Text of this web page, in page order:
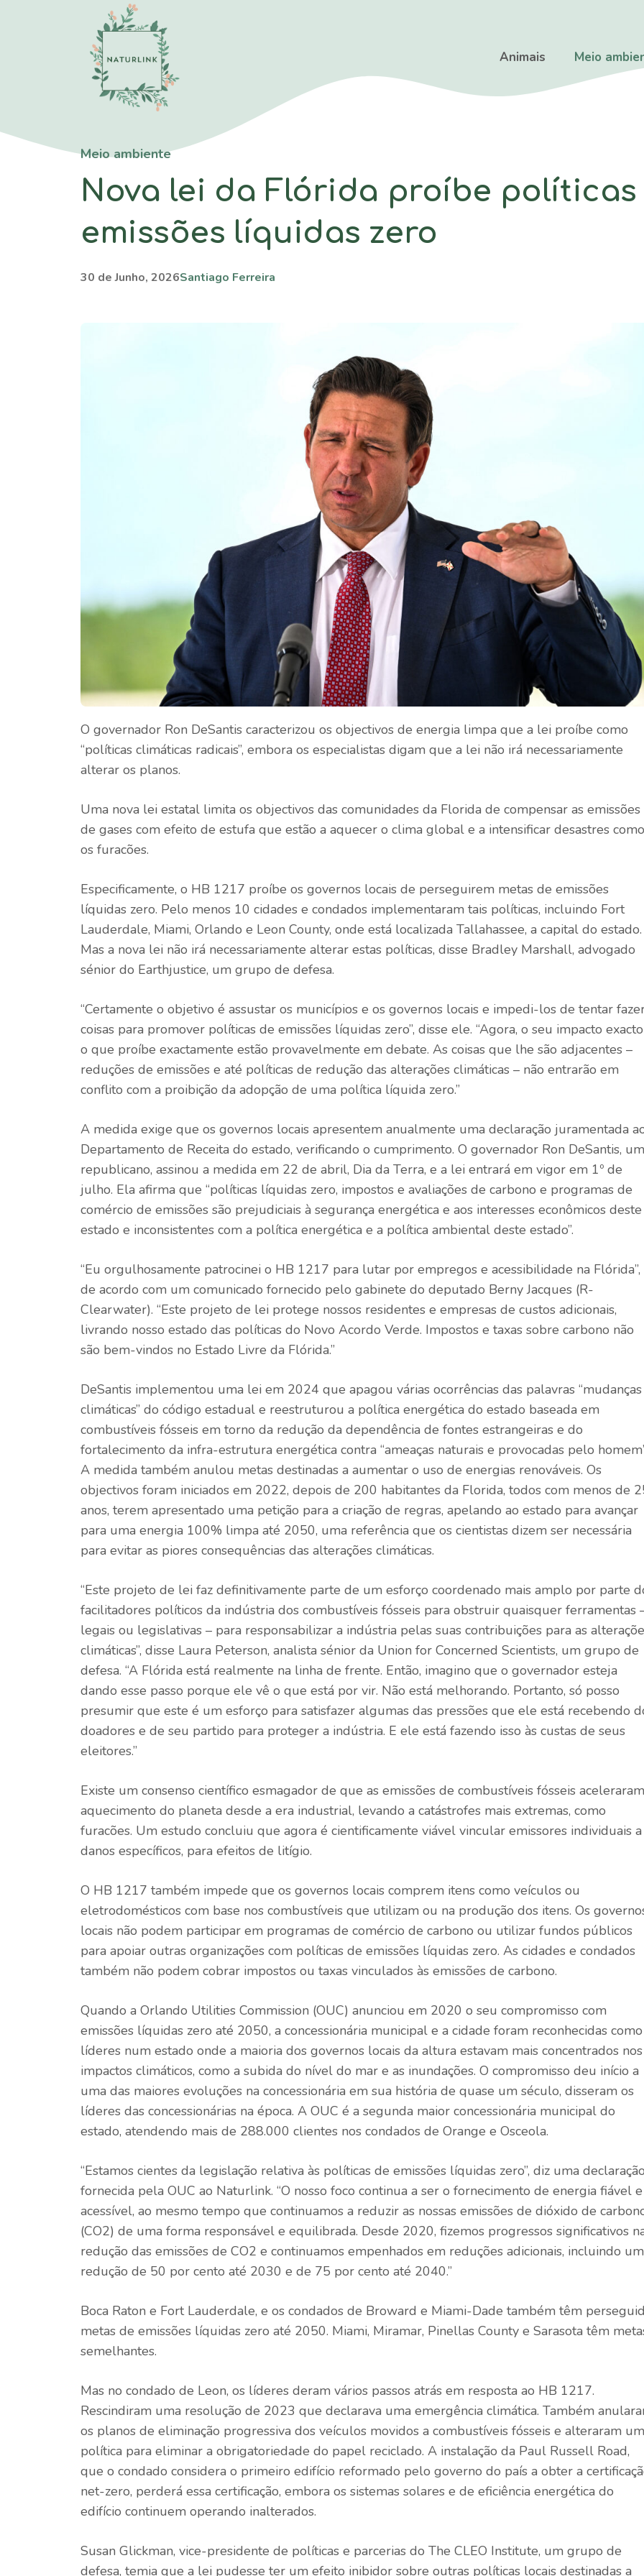
Animais Meio
Meio ambiente
Nova lei da Flórida proíbe políticas
emissões líquidas zero
30 de Junho, 2026Santiago Ferreira
O governador Ron DeSantis caracterizou os objectivos de energia limpa que a lei proíbe como
“políticas climáticas radicais”, embora os especialistas digam que a lei não irá necessariamente
alterar os planos.
Uma nova lei estatal limita os objectivos das comunidades da Florida de compensar as emissões
de gases com efeito de estufa que estão a aquecer o clima global e a intensificar desastres como
os furacões.
Especificamente, o HB 1217 proíbe os governos locais de perseguirem metas de emissões
líquidas zero. Pelo menos 10 cidades e condados implementaram tais políticas, incluindo Fort
Lauderdale, Miami, Orlando e Leon County, onde está localizada Tallahassee, a capital do estado.
Mas a nova lei não irá necessariamente alterar estas políticas, disse Bradley Marshall, advogado
sénior do Earthjustice, um grupo de defesa.
“Certamente o objetivo é assustar os municípios e os governos locais e impedi-los de tentar
coisas para promover políticas de emissões líquidas zero”, disse ele. “Agora, o seu impacto
o que proíbe exactamente estão provavelmente em debate. As coisas que lhe são adjacentes –
reduções de emissões e até políticas de redução das alterações climáticas – não entrarão em
conflito com a proibição da adopção de uma política líquida zero.”
A medida exige que os governos locais apresentem anualmente uma declaração juramentada
Departamento de Receita do estado, verificando o cumprimento. O governador Ron DeSantis, um
republicano, assinou a medida em 22 de abril, Dia da Terra, e a lei entrará em vigor em 1º de
julho. Ela afirma que “políticas líquidas zero, impostos e avaliações de carbono e programas de
comércio de emissões são prejudiciais à segurança energética e aos interesses econômicos deste
estado e inconsistentes com a política energética e a política ambiental deste estado”.
“Eu orgulhosamente patrocinei o HB 1217 para lutar por empregos e acessibilidade na Flórida”,
de acordo com um comunicado fornecido pelo gabinete do deputado Berny Jacques (R-
Clearwater). “Este projeto de lei protege nossos residentes e empresas de custos adicionais,
livrando nosso estado das políticas do Novo Acordo Verde. Impostos e taxas sobre carbono não
são bem-vindos no Estado Livre da Flórida.”
DeSantis implementou uma lei em 2024 que apagou várias ocorrências das palavras “mudanças
climáticas” do código estadual e reestruturou a política energética do estado baseada em
combustíveis fósseis em torno da redução da dependência de fontes estrangeiras e do
fortalecimento da infra-estrutura energética contra “ameaças naturais e provocadas pelo
A medida também anulou metas destinadas a aumentar o uso de energias renováveis. Os
objectivos foram iniciados em 2022, depois de 200 habitantes da Florida, todos com menos de
anos, terem apresentado uma petição para a criação de regras, apelando ao estado para avançar
para uma energia 100% limpa até 2050, uma referência que os cientistas dizem ser necessária
para evitar as piores consequências das alterações climáticas.
“Este projeto de lei faz definitivamente parte de um esforço coordenado mais amplo por parte
facilitadores políticos da indústria dos combustíveis fósseis para obstruir quaisquer ferramentas
legais ou legislativas – para responsabilizar a indústria pelas suas contribuições para as
climáticas”, disse Laura Peterson, analista sénior da Union for Concerned Scientists, um grupo de
defesa. “A Flórida está realmente na linha de frente. Então, imagino que o governador esteja
dando esse passo porque ele vê o que está por vir. Não está melhorando. Portanto, só posso
presumir que este é um esforço para satisfazer algumas das pressões que ele está recebendo
doadores e de seu partido para proteger a indústria. E ele está fazendo isso às custas de seus
eleitores.”
Existe um consenso científico esmagador de que as emissões de combustíveis fósseis
aquecimento do planeta desde a era industrial, levando a catástrofes mais extremas, como
furacões. Um estudo concluiu que agora é cientificamente viável vincular emissores individuais a
danos específicos, para efeitos de litígio.
O HB 1217 também impede que os governos locais comprem itens como veículos ou
eletrodomésticos com base nos combustíveis que utilizam ou na produção dos itens. Os
locais não podem participar em programas de comércio de carbono ou utilizar fundos públicos
para apoiar outras organizações com políticas de emissões líquidas zero. As cidades e condados
também não podem cobrar impostos ou taxas vinculados às emissões de carbono.
Quando a Orlando Utilities Commission (OUC) anunciou em 2020 o seu compromisso com
emissões líquidas zero até 2050, a concessionária municipal e a cidade foram reconhecidas como
líderes num estado onde a maioria dos governos locais da altura estavam mais concentrados nos
impactos climáticos, como a subida do nível do mar e as inundações. O compromisso deu início a
uma das maiores evoluções na concessionária em sua história de quase um século, disseram os
líderes das concessionárias na época. A OUC é a segunda maior concessionária municipal do
estado, atendendo mais de 288.000 clientes nos condados de Orange e Osceola.
“Estamos cientes da legislação relativa às políticas de emissões líquidas zero”, diz uma declaração
fornecida pela OUC ao Naturlink. “O nosso foco continua a ser o fornecimento de energia fiável e
acessível, ao mesmo tempo que continuamos a reduzir as nossas emissões de dióxido de
(CO2) de uma forma responsável e equilibrada. Desde 2020, fizemos progressos significativos
redução das emissões de CO2 e continuamos empenhados em reduções adicionais, incluindo
redução de 50 por cento até 2030 e de 75 por cento até 2040.”
Boca Raton e Fort Lauderdale, e os condados de Broward e Miami-Dade também têm
metas de emissões líquidas zero até 2050. Miami, Miramar, Pinellas County e Sarasota têm
semelhantes.
Mas no condado de Leon, os líderes deram vários passos atrás em resposta ao HB 1217.
Rescindiram uma resolução de 2023 que declarava uma emergência climática. Também
os planos de eliminação progressiva dos veículos movidos a combustíveis fósseis e alteraram
política para eliminar a obrigatoriedade do papel reciclado. A instalação da Paul Russell Road,
que o condado considera o primeiro edifício reformado pelo governo do país a obter a
net-zero, perderá essa certificação, embora os sistemas solares e de eficiência energética do
edifício continuem operando inalterados.
Susan Glickman, vice-presidente de políticas e parcerias do The CLEO Institute, um grupo de
defesa, temia que a lei pudesse ter um efeito inibidor sobre outras políticas locais destinadas a